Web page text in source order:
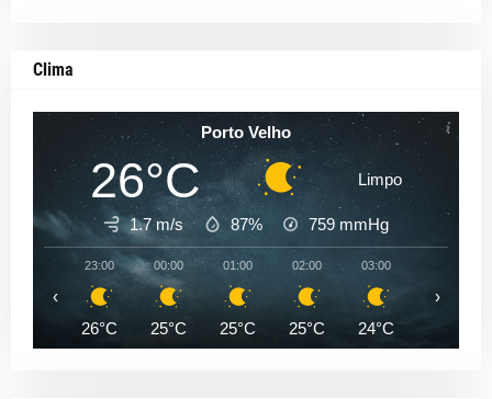
Clima
Porto Velho
26°C Limpo
1.7 m/s 87% 759 mmHg
23:00
26°C
00:00
25°C
01:00
25°C
02:00
25°C
03:00
24°C
‹ ›